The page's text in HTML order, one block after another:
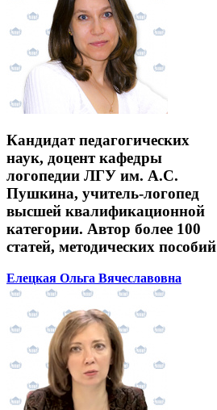
Кандидат педагогических
наук, доцент кафедры
логопедии ЛГУ им. А.С.
Пушкина, учитель-логопед
высшей квалификационной
категории. Автор более 100
статей, методических пособий
Елецкая Ольга Вячеславовна